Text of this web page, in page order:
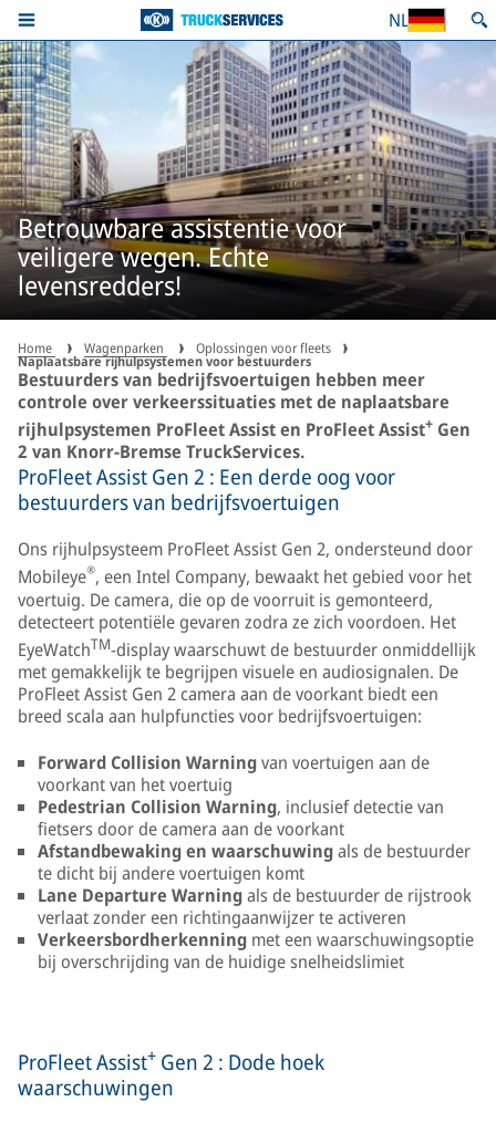
NL
Betrouwbare assistentie voor
veiligere wegen. Echte
levensredders!
Home Wagenparken Oplossingen voor fleets
Naplaatsbare rijhulpsystemen voor bestuurders
Bestuurders van bedrijfsvoertuigen hebben meer
controle over verkeerssituaties met de naplaatsbare
rijhulpsystemen ProFleet Assist en ProFleet Assist+ Gen
2 van Knorr-Bremse TruckServices.
ProFleet Assist Gen 2 : Een derde oog voor
bestuurders van bedrijfsvoertuigen
Ons rijhulpsysteem ProFleet Assist Gen 2, ondersteund door
Mobileye®, een Intel Company, bewaakt het gebied voor het
voertuig. De camera, die op de voorruit is gemonteerd,
detecteert potentiële gevaren zodra ze zich voordoen. Het
EyeWatchTM-display waarschuwt de bestuurder onmiddellijk
met gemakkelijk te begrijpen visuele en audiosignalen. De
ProFleet Assist Gen 2 camera aan de voorkant biedt een
breed scala aan hulpfuncties voor bedrijfsvoertuigen:
Forward Collision Warningvan voertuigen aan de
voorkant van het voertuig
Pedestrian Collision Warning, inclusief detectie van
fietsers door de camera aan de voorkant
Afstandbewaking en waarschuwingals de bestuurder
te dicht bij andere voertuigen komt
Lane Departure Warningals de bestuurder de rijstrook
verlaat zonder een richtingaanwijzer te activeren
Verkeersbordherkenning met een waarschuwingsoptie
bij overschrijding van de huidige snelheidslimiet
ProFleet Assist+ Gen 2 : Dode hoek
waarschuwingen